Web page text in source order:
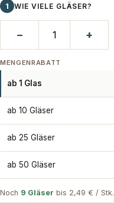
1 WIE VIELE GLÄSER?
− +
MENGENRABATT
ab 1 Glas
ab 10 Gläser
ab 25 Gläser
ab 50 Gläser
Noch 9 Gläser bis 2,49 € / Stk.